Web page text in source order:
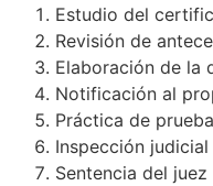
Estudio del
Revisión de
Elaboración de la
Notificación al
Práctica de
Inspección
Sentencia del juez